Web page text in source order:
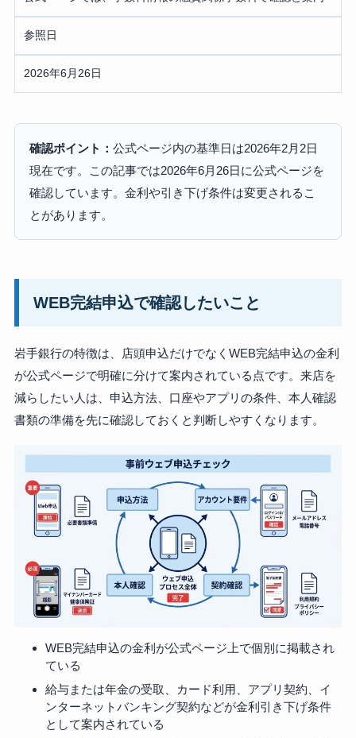
参照日
2026年6月26日
確認ポイント： 公式ページ内の基準日は2026年2月2日
現在です。この記事では2026年6月26日に公式ページを
確認しています。金利や引き下げ条件は変更されるこ
とがあります。
WEB完結申込で確認したいこと
岩手銀行の特徴は、店頭申込だけでなくWEB完結申込の金利
が公式ページで明確に分けて案内されている点です。来店を
減らしたい人は、申込方法、口座やアプリの条件、本人確認
書類の準備を先に確認しておくと判断しやすくなります。
WEB完結申込の金利が公式ページ上で個別に掲載され
ている
給与または年金の受取、カード利用、アプリ契約、イ
ンターネットバンキング契約などが金利引き下げ条件
として案内されている